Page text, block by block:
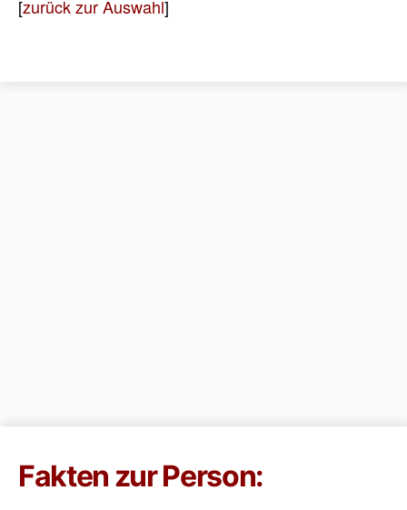
[zurück zur Auswahl]
Fakten zur Person: